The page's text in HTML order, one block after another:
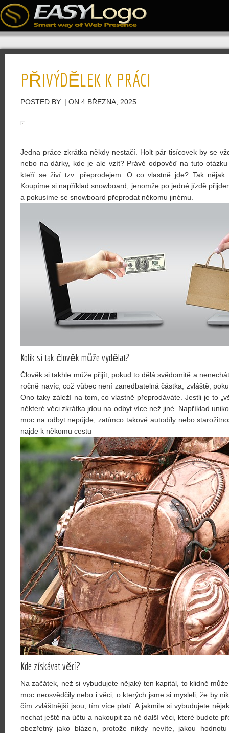
PŘIVÝDĚLEK K PRÁCI
POSTED BY: | ON 4 BŘEZNA, 2025
Jedna práce zkrátka někdy nestačí. Holt pár tisícovek by se
nebo na dárky, kde je ale vzít? Právě odpověď na tuto
kteří se živí tzv. přeprodejem. O co vlastně jde? Tak
Koupíme si například snowboard, jenomže po jedné jízdě
a pokusíme se snowboard přeprodat někomu jinému.
Kolik si tak člověk může vydělat?
Člověk si takhle může přijít, pokud to dělá svědomitě a
ročně navíc, což vůbec není zanedbatelná částka, zvláště,
Ono taky záleží na tom, co vlastně přeprodáváte. Jestli je to
některé věci zkrátka jdou na odbyt více než jiné. Například
moc na odbyt nepůjde, zatímco takové autodíly nebo
najde k někomu cestu
Kde získávat věci?
Na začátek, než si vybudujete nějaký ten kapitál, to klidně
moc neosvědčily nebo i věci, o kterých jsme si mysleli, že by
čím zvláštnější jsou, tím více platí. A jakmile si vybudujete
nechat ještě na účtu a nakoupit za ně další věci, které budete
obezřetný jako blázen, protože nikdy nevíte, jakou